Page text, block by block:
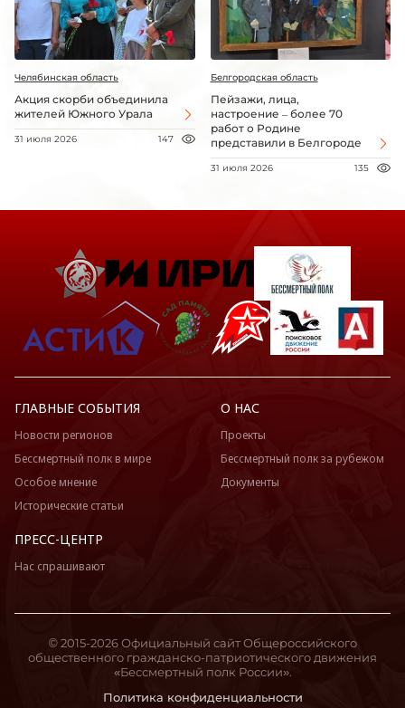
Челябинская область
Акция скорби объединила
жителей Южного Урала
31 июля 2026 147
Белгородская область
Пейзажи, лица,
настроение – более 70
работ о Родине
представили в Белгороде
31 июля 2026 135
ГЛАВНЫЕ СОБЫТИЯ
Новости регионов
Бессмертный полк в мире
Особое мнение
Исторические статьи
О НАС
Проекты
Бессмертный полк за рубежом
Документы
ПРЕСС-ЦЕНТР
Нас спрашивают
Политика конфиденциальности
© 2015-2026 Официальный сайт Общероссийского
общественного гражданско-патриотического движения
«Бессмертный полк России».